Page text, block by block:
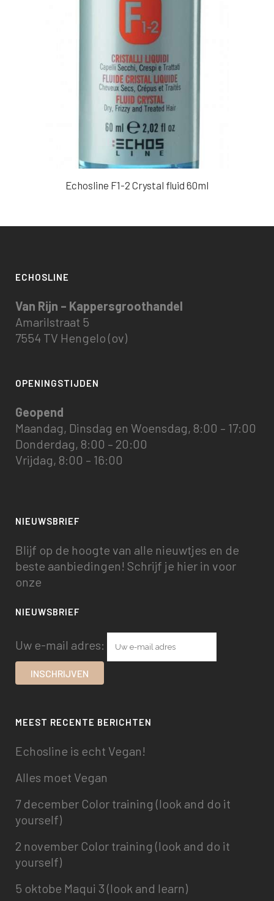
Echosline F1-2 Crystal fluid 60ml
ECHOSLINE
Van Rijn – Kappersgroothandel
Amarilstraat 5
7554 TV Hengelo (ov)
OPENINGSTIJDEN
Geopend
Maandag, Dinsdag en Woensdag, 8:00 – 17:00
Donderdag, 8:00 – 20:00
Vrijdag, 8:00 – 16:00
NIEUWSBRIEF
Blijf op de hoogte van alle nieuwtjes en de
beste aanbiedingen! Schrijf je hier in voor
onze
NIEUWSBRIEF
Uw e-mail adres:
MEEST RECENTE BERICHTEN
Echosline is echt Vegan!
Alles moet Vegan
7 december Color training (look and do it
yourself)
2 november Color training (look and do it
yourself)
5 oktobe Maqui 3 (look and learn)